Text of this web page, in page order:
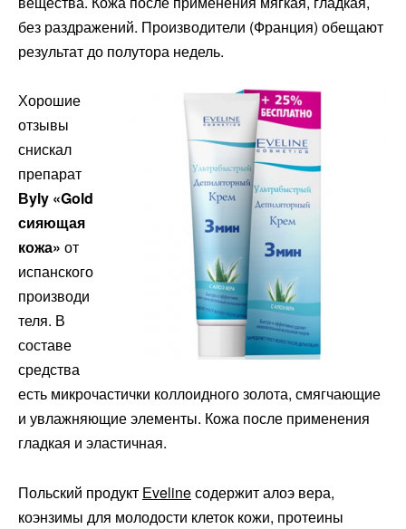
без раздражений. Производители (Франция) обещают
результат до полутора недель.
Хорошие
отзывы
снискал
препарат
Вyly «Gold
сияющая
кожа» от
испанского
производи
теля. В
составе
средства
есть микрочастички коллоидного золота, смягчающие
и увлажняющие элементы. Кожа после применения
гладкая и эластичная.
Польский продукт Еvelineсодержит алоэ вера,
коэнзимы для молодости клеток кожи, протеины